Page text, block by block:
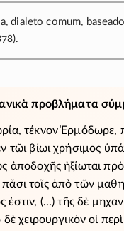
dialeto comum,
.
προβλήματα
τέκνον Ἑρμόδωρε,
τῶι βίωι χρήσιμος
ἀποδοχῆς ἠξίωται
τοῖς ἀπὸ τῶν
ἐστιν, (...) τῆς δὲ
δὲ χειρουργικὸν οἱ